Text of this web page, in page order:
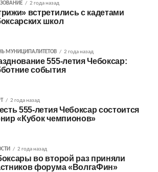
2 года назад
встретились с кадетами
школ
МУНИЦИПАЛИТЕТОВ 2 года назад
555-летия Чебоксар:
события
2 года назад
555-летия Чебоксар состоится
«Кубок чемпионов»
2 года назад
во второй раз приняли
форума «ВолгаФин»